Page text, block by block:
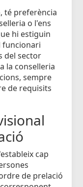
té preferència
o l'ens
hi estiguin
funcionari
del sector
la conselleria
sempre
de requisits
cap
de prelació